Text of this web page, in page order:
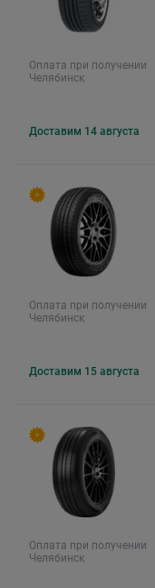
Оплата при получении
Челябинск
Доставим 14 августа
Оплата при получении
Челябинск
Доставим 15 августа
Оплата при получении
Челябинск